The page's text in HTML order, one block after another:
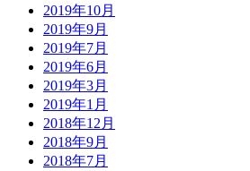
2019年10月
2019年9月
2019年7月
2019年6月
2019年3月
2019年1月
2018年12月
2018年9月
2018年7月